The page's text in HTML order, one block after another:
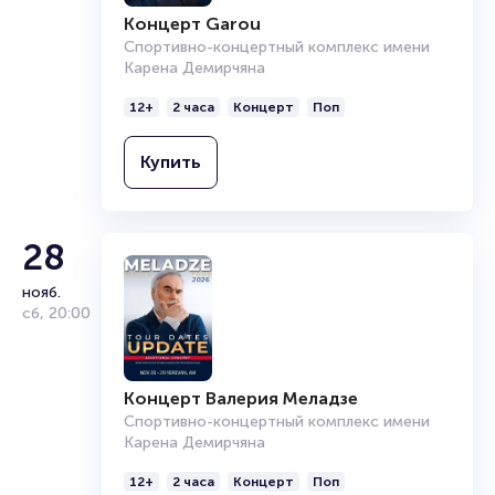
Продать билет
Организаторам
Концерт Garou
Спортивно-концертный комплекс имени
Карена Демирчяна
12+ 2 часа Концерт Поп
Купить
28
нояб.
сб, 20:00
Концерт Валерия Меладзе
Спортивно-концертный комплекс имени
Карена Демирчяна
12+ 2 часа Концерт Поп